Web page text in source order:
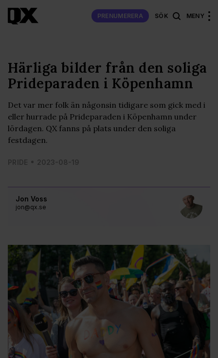
PRENUMERERA SÖK MENY
Jon Voss
jon@qx.se
Härliga bilder från den soliga
Prideparaden i Köpenhamn
Det var mer folk än någonsin tidigare som gick med i
eller hurrade på Prideparaden i Köpenhamn under
lördagen. QX fanns på plats under den soliga
festdagen.
PRIDE 2023-08-19